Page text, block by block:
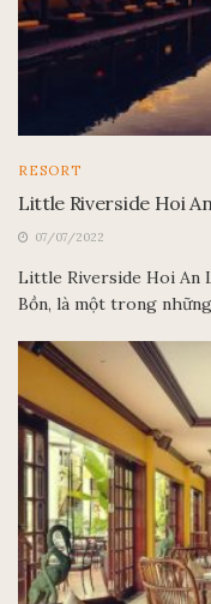
RESORT
Little Riverside Hoi
07/07/2022
Little Riverside Hoi An
Bồn, là một trong